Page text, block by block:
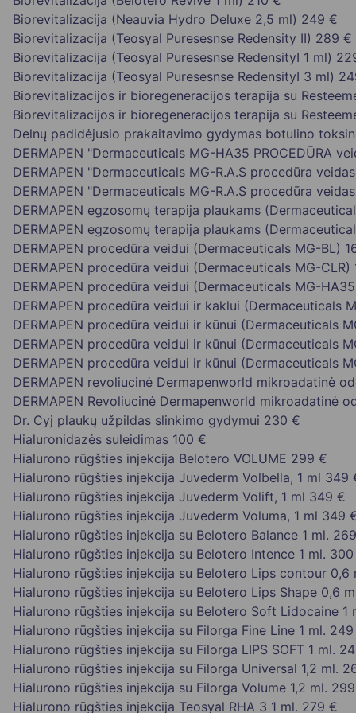
Biorevitalizacija (Neauvia Hydro Deluxe 2,5 ml) 249 €
Biorevitalizacija (Teosyal Puresesnse Redensity II) 289 €
Biorevitalizacija (Teosyal Puresesnse RedensityI 1 ml)
Biorevitalizacija (Teosyal Puresesnse RedensityI 3 ml)
Biorevitalizacijos ir bioregeneracijos terapija su
Biorevitalizacijos ir bioregeneracijos terapija su
Delnų padidėjusio prakaitavimo gydymas botulino
DERMAPEN "Dermaceuticals MG-HA35 PROCEDŪRA
DERMAPEN "Dermaceuticals MG-R.A.S procedūra veidas
DERMAPEN "Dermaceuticals MG-R.A.S procedūra
DERMAPEN egzosomų terapija plaukams
DERMAPEN egzosomų terapija plaukams
DERMAPEN procedūra veidui (Dermaceuticals MG-BL)
DERMAPEN procedūra veidui (Dermaceuticals MG-CLR)
DERMAPEN procedūra veidui (Dermaceuticals MG-
DERMAPEN procedūra veidui ir kaklui (Dermaceuticals
DERMAPEN procedūra veidui ir kūnui (Dermaceuticals
DERMAPEN procedūra veidui ir kūnui (Dermaceuticals
DERMAPEN procedūra veidui ir kūnui (Dermaceuticals
DERMAPEN revoliucinė Dermapenworld mikroadatinė
DERMAPEN Revoliucinė Dermapenworld mikroadatinė
Dr. Cyj plaukų užpildas slinkimo gydymui 230 €
Hialuronidazės suleidimas 100 €
Hialurono rūgšties injekcija Belotero VOLUME 299 €
Hialurono rūgšties injekcija Juvederm Volbella, 1 ml 349
Hialurono rūgšties injekcija Juvederm Volift, 1 ml 349 €
Hialurono rūgšties injekcija Juvederm Voluma, 1 ml 349
Hialurono rūgšties injekcija su Belotero Balance 1 ml.
Hialurono rūgšties injekcija su Belotero Intence 1 ml.
Hialurono rūgšties injekcija su Belotero Lips contour 0,6
Hialurono rūgšties injekcija su Belotero Lips Shape 0,6
Hialurono rūgšties injekcija su Belotero Soft Lidocaine 1
Hialurono rūgšties injekcija su Filorga Fine Line 1 ml.
Hialurono rūgšties injekcija su Filorga LIPS SOFT 1 ml.
Hialurono rūgšties injekcija su Filorga Universal 1,2 ml.
Hialurono rūgšties injekcija su Filorga Volume 1,2 ml.
Hialurono rūgšties injekcija Teosyal RHA 3 1 ml. 279 €